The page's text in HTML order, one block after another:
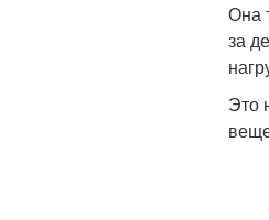
Она
за
Это